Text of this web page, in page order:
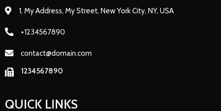
1, My Address, My Street, New York City, NY, USA
+1234567890
contact@domain.com
1234567890
QUICK LINKS